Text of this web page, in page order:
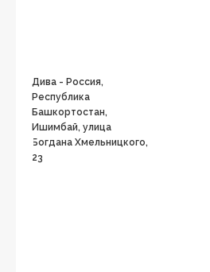
Дива - Россия,
Республика
Башкортостан,
Ишимбай, улица
Богдана Хмельницкого,
23